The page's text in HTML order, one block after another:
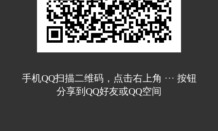
手机QQ扫描二维码，点击右上角 ··· 按钮
分享到QQ好友或QQ空间